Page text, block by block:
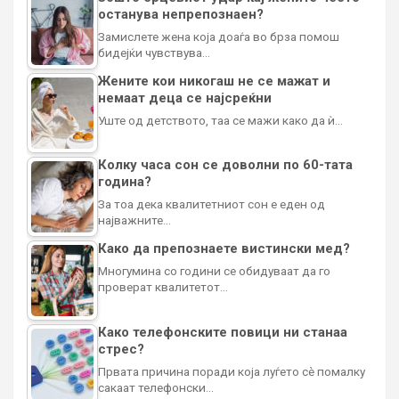
останува непрепознаен?
Замислете жена која доаѓа во брза помош
бидејќи чувствува…
Жените кои никогаш не се мажат и
немаат деца се најсреќни
Уште од детството, таа се мажи како да ѝ…
Колку часа сон се доволни по 60-тата
година?
За тоа дека квалитетниот сон е еден од
најважните…
Како да препознаете вистински мед?
Многумина со години се обидуваат да го
проверат квалитетот…
Како телефонските повици ни станаа
стрес?
Првата причина поради која луѓето сè помалку
сакаат телефонски…